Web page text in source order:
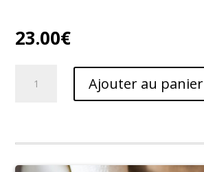
23.00€
Ajouter au panier